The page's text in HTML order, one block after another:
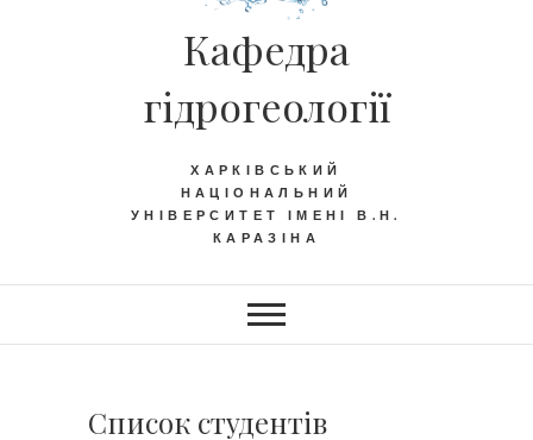
Кафедра
гідрогеології
ХАРКІВСЬКИЙ
НАЦІОНАЛЬНИЙ
УНІВЕРСИТЕТ ІМЕНІ В.Н.
КАРАЗІНА
Список студентів